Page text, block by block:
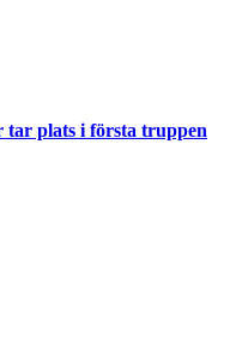
tar plats i första truppen